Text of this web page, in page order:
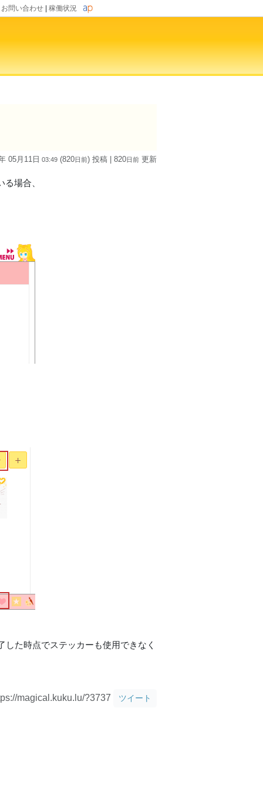
お問い合わせ 稼働状況
05月11日 03:49 (820日前) 投稿 | 820日前 更新
場合、
た時点でステッカーも使用できなく
magical.kuku.lu/?3737 ツイート